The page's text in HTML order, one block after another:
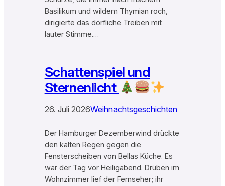
Basilikum und wildem Thymian roch,
dirigierte das dörfliche Treiben mit
lauter Stimme.…
Schattenspiel und
Sternenlicht
26. Juli 2026Weihnachtsgeschichten
Der Hamburger Dezemberwind drückte
den kalten Regen gegen die
Fensterscheiben von Bellas Küche. Es
war der Tag vor Heiligabend. Drüben im
Wohnzimmer lief der Fernseher; ihr